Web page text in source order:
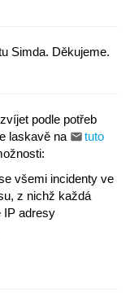
Simda. Děkujeme.
podle potřeb
laskavě na
tuto
všemi incidenty ve
z nichž každá
IP adresy